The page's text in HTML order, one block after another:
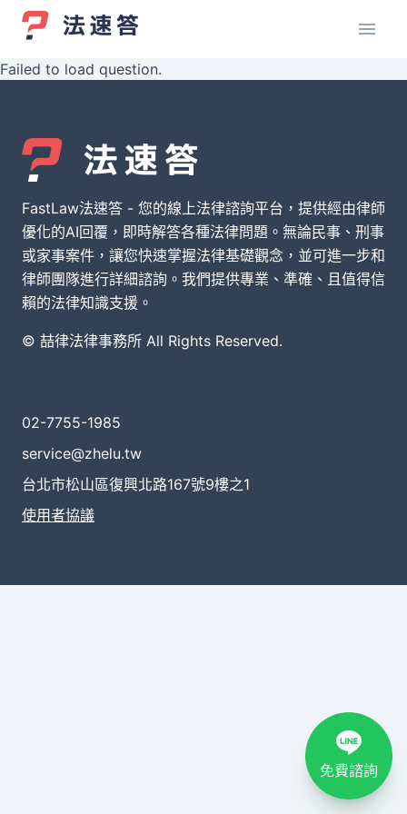
Failed to load question.
FastLaw法速答 - 您的線上法律諮詢平台，提供經由律師
優化的AI回覆，即時解答各種法律問題。無論民事、刑事
或家事案件，讓您快速掌握法律基礎觀念，並可進一步和
律師團隊進行詳細諮詢。我們提供專業、準確、且值得信
賴的法律知識支援。
© 喆律法律事務所 All Rights Reserved.
02-7755-1985
service@zhelu.tw
台北市松山區復興北路167號9樓之1
使用者協議
免費諮詢